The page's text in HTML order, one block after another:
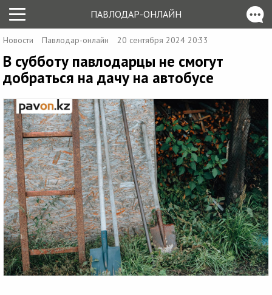
ПАВЛОДАР-ОНЛАЙН
Новости Павлодар-онлайн 20 сентября 2024 20:33
В субботу павлодарцы не смогут
добраться на дачу на автобусе